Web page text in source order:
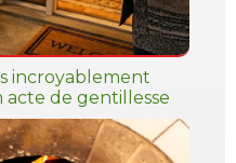
incroyablement
de gentillesse